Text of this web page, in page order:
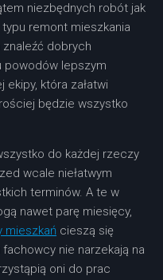
niezbędnych robót jak
remont mieszkania
dobrych
powodów lepszym
ekipy, która załatwi
będzie wszystko
do każdej rzeczy
wcale niełatwym
terminów. A te w
nawet parę miesięcy,
mieszkań cieszą się
nie narzekają na
oni do prac